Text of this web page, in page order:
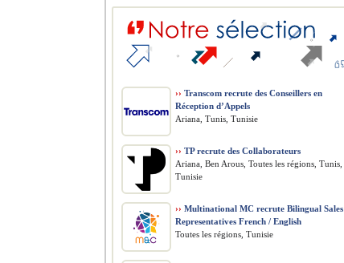
›› Transcom recrute des Conseillers en
Réception d’Appels
Ariana, Tunis, Tunisie
›› TP recrute des Collaborateurs
Ariana, Ben Arous, Toutes les régions, Tunis,
Tunisie
›› Multinational MC recrute Bilingual Sales
Representatives French / English
Toutes les régions, Tunisie